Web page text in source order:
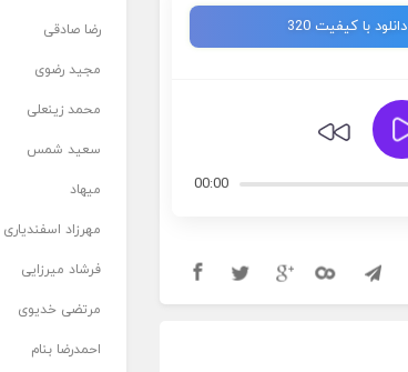
دانلود با کیفیت 320
00:00
رضا صادقی
مجید رضوی
محمد زینعلی
سعید شمس
میهاد
مهرزاد اسفندیاری
فرشاد میرزایی
مرتضی خدیوی
احمدرضا بنام